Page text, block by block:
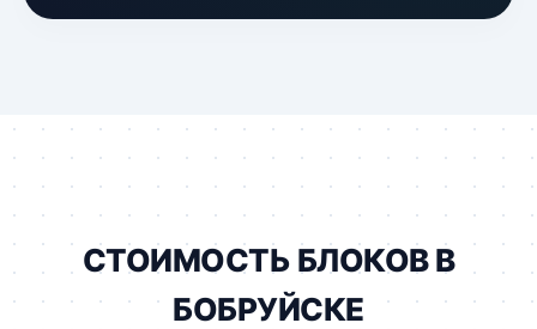
СТОИМОСТЬ БЛОКОВ В
БОБРУЙСКЕ